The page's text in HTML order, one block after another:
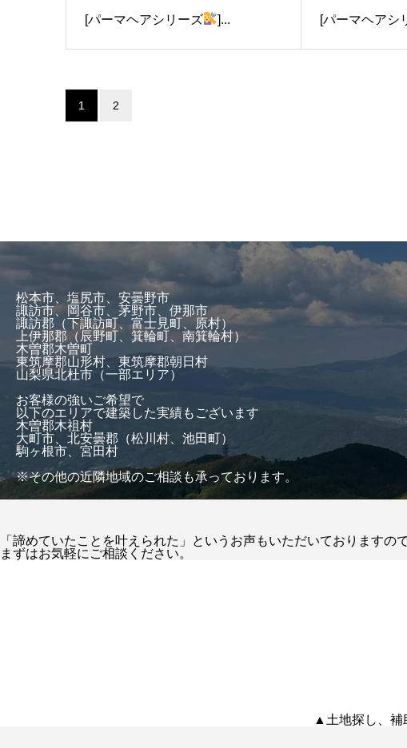
[パーマヘアシリーズ ]... [パーマヘアシ
1 2
松本市、塩尻市、安曇野市
諏訪市、岡谷市、茅野市、伊那市
諏訪郡（下諏訪町、富士見町、原村）
上伊那郡（辰野町、箕輪町、南箕輪村）
木曽郡木曽町
東筑摩郡山形村、東筑摩郡朝日村
山梨県北杜市（一部エリア）
お客様の強いご希望で
以下のエリアで建築した実績もございます
木曽郡木祖村
大町市、北安曇郡（松川村、池田町）
駒ヶ根市、宮田村
※その他の近隣地域のご相談も承っております。
「諦めていたことを叶えられた」というお声もいただいておりますの
まずはお気軽にご相談ください。
▲土地探し、補